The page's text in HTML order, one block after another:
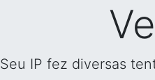
Seu IP fez diversas